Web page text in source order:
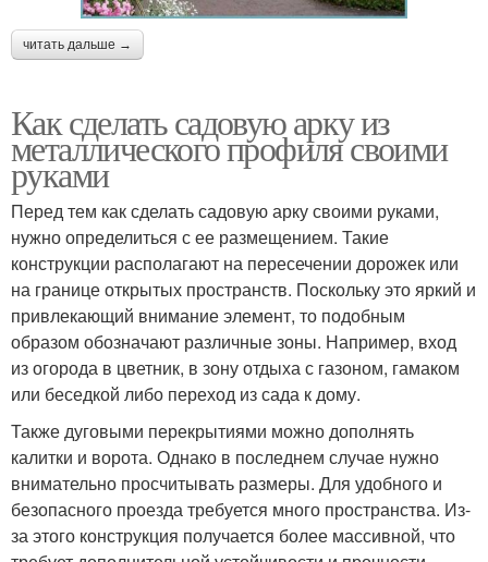
читать дальше →
Как сделать садовую арку из
металлического профиля своими
руками
Перед тем как сделать садовую арку своими руками,
нужно определиться с ее размещением. Такие
конструкции располагают на пересечении дорожек или
на границе открытых пространств. Поскольку это яркий и
привлекающий внимание элемент, то подобным
образом обозначают различные зоны. Например, вход
из огорода в цветник, в зону отдыха с газоном, гамаком
или беседкой либо переход из сада к дому.
Также дуговыми перекрытиями можно дополнять
калитки и ворота. Однако в последнем случае нужно
внимательно просчитывать размеры. Для удобного и
безопасного проезда требуется много пространства. Из-
за этого конструкция получается более массивной, что